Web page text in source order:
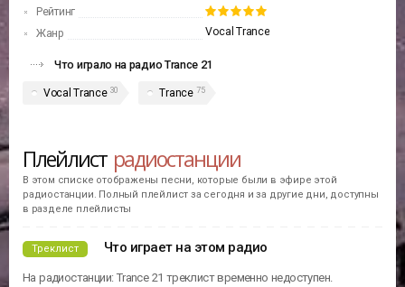
Рейтинг
Жанр
Vocal Trance
Что играло на радио Trance 21
Vocal Trance 30 Trance 75
Плейлист радиостанции
В этом списке отображены песни, которые были в эфире этой
радиостанции. Полный плейлист за сегодня и за другие дни, доступны
в разделе плейлисты
Треклист Что играет на этом радио
На радиостанции: Trance 21 треклист временно недоступен.